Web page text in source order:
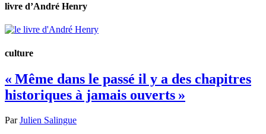
livre d’André Henry
culture
« Même dans le passé il y a des chapitres
historiques à jamais ouverts »
ParJulien Salingue